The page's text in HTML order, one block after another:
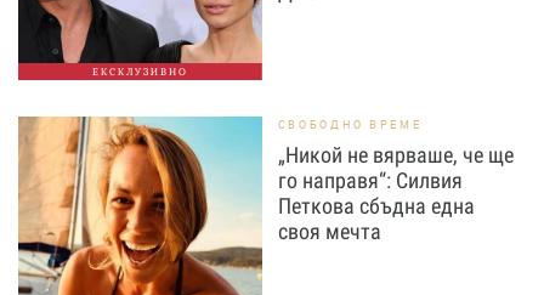
ЕКСКЛУЗИВНО
СВОБОДНО ВРЕМЕ
„Никой не вярваше, че ще
го направя“: Силвия
Петкова сбъдна една
своя мечта